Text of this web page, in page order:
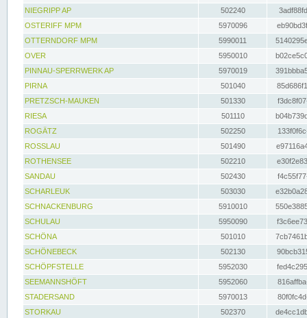
NIEGRIPP AP
502240
OSTERIFF MPM
5970096
OTTERNDORF MPM
5990011
OVER
5950010
PINNAU-SPERRWERK AP
5970019
PIRNA
501040
PRETZSCH-MAUKEN
501330
RIESA
501110
ROGÄTZ
502250
ROSSLAU
501490
ROTHENSEE
502210
SANDAU
502430
SCHARLEUK
503030
SCHNACKENBURG
5910010
SCHULAU
5950090
SCHÖNA
501010
SCHÖNEBECK
502130
SCHÖPFSTELLE
5952030
SEEMANNSHÖFT
5952060
STADERSAND
5970013
STORKAU
502370